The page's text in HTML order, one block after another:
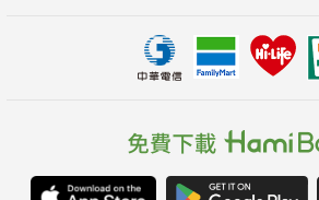
蔣竹山｜國立中央大學歷史學研究所副教授